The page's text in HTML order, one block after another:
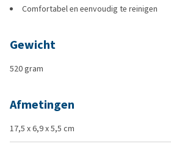
Comfortabel en eenvoudig te reinigen
Gewicht
520 gram
Afmetingen
17,5 x 6,9 x 5,5 cm